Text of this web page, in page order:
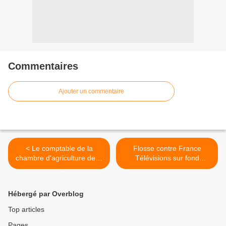
Commentaires
Ajouter un commentaire
< Le comptable de la
chambre d'agriculture de la
Guadeloupe en débêt
Flosse contre France
Télévisions sur fond
d'affaire JPK >
Hébergé par Overblog
Top articles